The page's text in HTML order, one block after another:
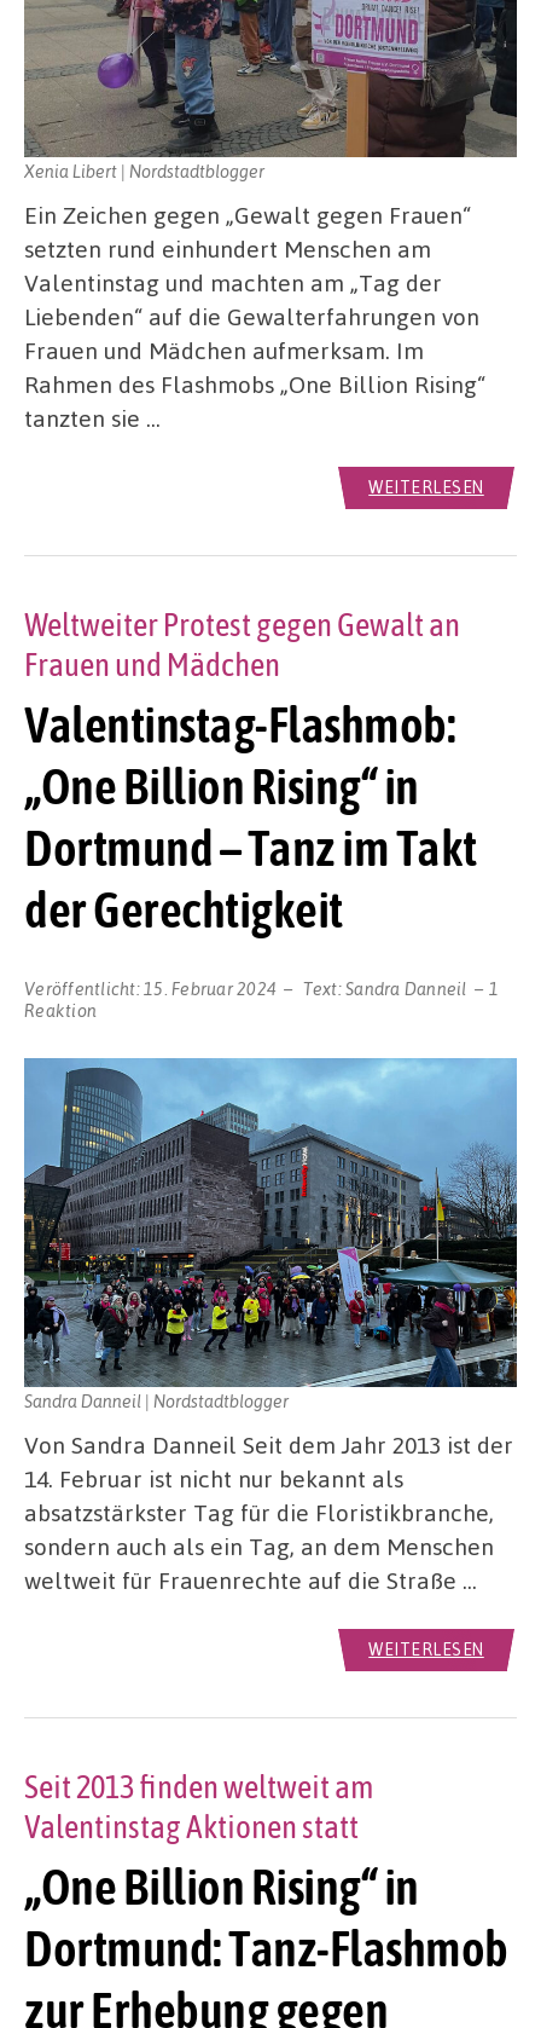
Xenia Libert | Nordstadtblogger
Ein Zeichen gegen „Gewalt gegen Frauen“
setzten rund einhundert Menschen am
Valentinstag und machten am „Tag der
Liebenden“ auf die Gewalterfahrungen von
Frauen und Mädchen aufmerksam. Im
Rahmen des Flashmobs „One Billion Rising“
tanzten sie …
WEITERLESEN
Valentinstag-Flashmob:
„One Billion Rising“ in
Dortmund – Tanz im Takt
der Gerechtigkeit
Weltweiter Protest gegen Gewalt an
Frauen und Mädchen
Veröffentlicht: 15. Februar 2024 Text:Sandra Danneil
1
Reaktion
Sandra Danneil | Nordstadtblogger
Von Sandra Danneil Seit dem Jahr 2013 ist der
14. Februar ist nicht nur bekannt als
absatzstärkster Tag für die Floristikbranche,
sondern auch als ein Tag, an dem Menschen
weltweit für Frauenrechte auf die Straße …
WEITERLESEN
„One Billion Rising“ in
Dortmund: Tanz-Flashmob
zur Erhebung gegen
Seit 2013 finden weltweit am
Valentinstag Aktionen statt